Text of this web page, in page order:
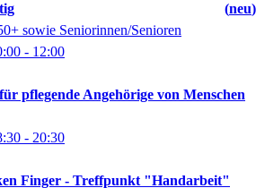
neu
sowie Seniorinnen/Senioren
- 12:00
pflegende Angehörige von Menschen
- 20:30
Finger - Treffpunkt "Handarbeit"